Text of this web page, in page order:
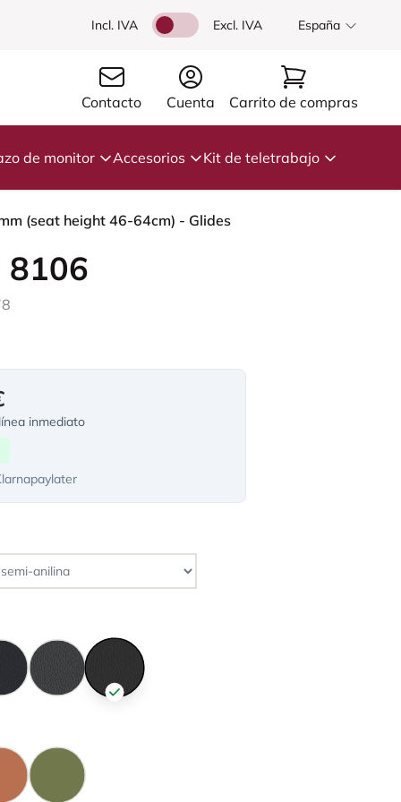
Incl. IVA Excl. IVA España
Contacto Cuenta Carrito de compras
de monitor Accesorios Kit de teletrabajo
(seat height 46-64cm) - Glides
8106
inmediato